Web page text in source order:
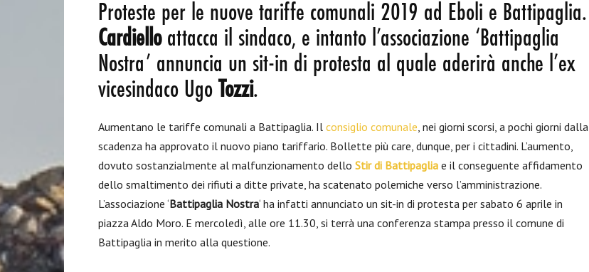
Proteste per le nuove tariffe comunali 2019 ad Eboli e Battipaglia.
Cardielloattacca il sindaco, e intanto l’associazione ‘Battipaglia
Nostra’ annuncia un sit-in di protesta al quale aderirà anche l’ex
vicesindaco Ugo Tozzi.
Aumentano le tariffe comunali a Battipaglia. Il consiglio comunale, nei giorni scorsi, a pochi giorni dalla
scadenza ha approvato il nuovo piano tariffario. Bollette più care, dunque, per i cittadini. L’aumento,
dovuto sostanzialmente al malfunzionamento dello Stir di Battipaglia e il conseguente affidamento
dello smaltimento dei rifiuti a ditte private, ha scatenato polemiche verso l’amministrazione.
L’associazione ‘Battipaglia Nostra‘ ha infatti annunciato un sit-in di protesta per sabato 6 aprile in
piazza Aldo Moro. E mercoledì, alle ore 11.30, si terrà una conferenza stampa presso il comune di
Battipaglia in merito alla questione.